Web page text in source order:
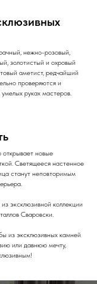
нежно-розовый,
золотистый и охровый
аметист, редчайший
проверяются и
руках мастеров.
открывает новые
Светящееся настенное
станут неповторимым
эксклюзивной коллекции
Сваровски.
из эксклюзивных камней
или давнюю мечту,